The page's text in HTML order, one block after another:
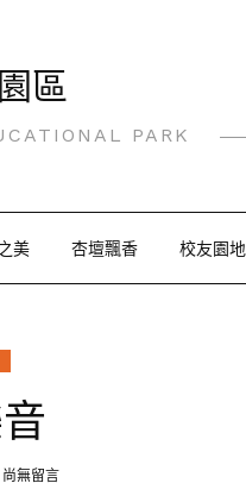
區
PARK
美 杏壇飄香 校友園地
尚無留言